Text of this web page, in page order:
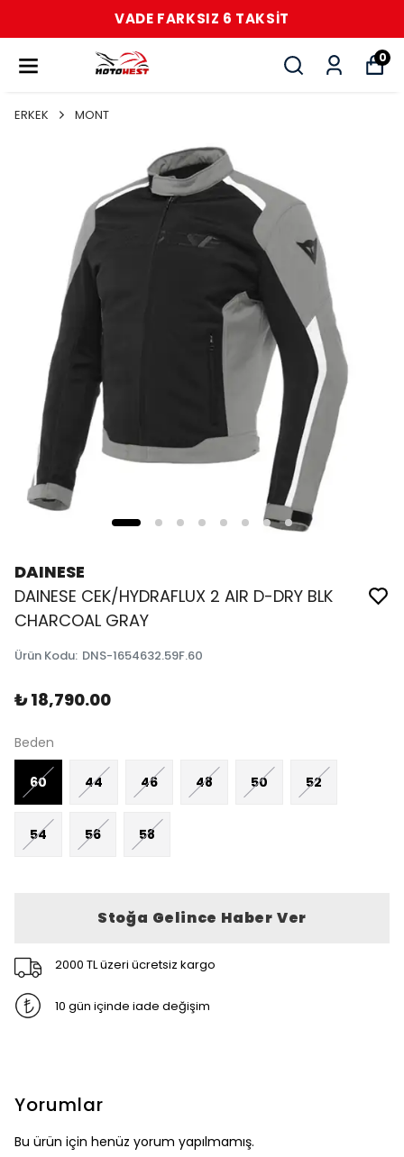
VADE FARKSIZ 6 TAKSİT
0
ERKEK MONT
DAINESE
DAINESE CEK/HYDRAFLUX 2 AIR D-DRY BLK
CHARCOAL GRAY
Ürün Kodu: DNS-1654632.59F.60
₺ 18,790.00
Beden
60 44 46 48 50 52
54 56 58
Stoğa Gelince Haber Ver
2000 TL üzeri ücretsiz kargo
10 gün içinde iade değişim
Yorumlar
Bu ürün için henüz yorum yapılmamış.